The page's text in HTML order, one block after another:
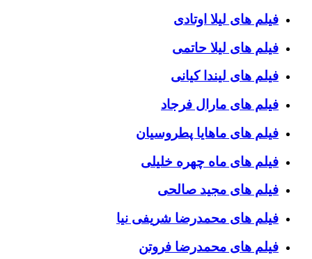
فیلم های لیلا اوتادی
فیلم های لیلا حاتمی
فیلم های لیندا کیانی
فیلم های مارال فرجاد
فیلم های ماهایا پطروسیان
فیلم های ماه چهره خلیلی
فیلم های مجید صالحی
فیلم های محمدرضا شریفی نیا
فیلم های محمدرضا فروتن